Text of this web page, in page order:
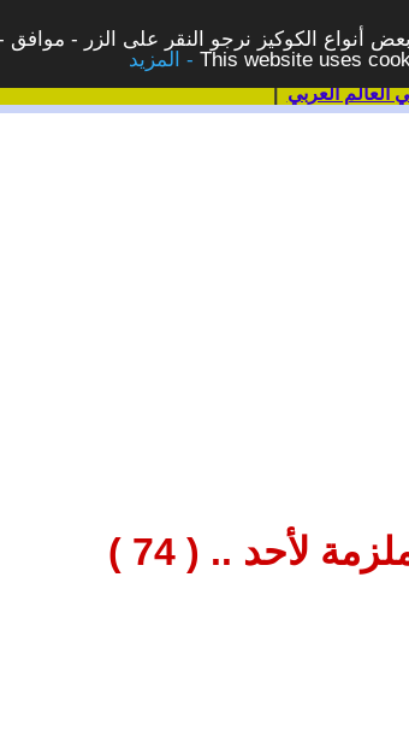
أنواع الكوكيز نرجو النقر على الزر -
This website uses
|
لأحد .. ( 74 )